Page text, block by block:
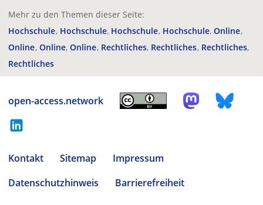
Mehr zu den Themen dieser Seite:
Hochschule Hochschule Hochschule Hochschule Online
Online Online Online Rechtliches Rechtliches Rechtliches
Rechtliches
open-access.network
Kontakt Sitemap
Impressum
Datenschutzhinweis
Barrierefreiheit